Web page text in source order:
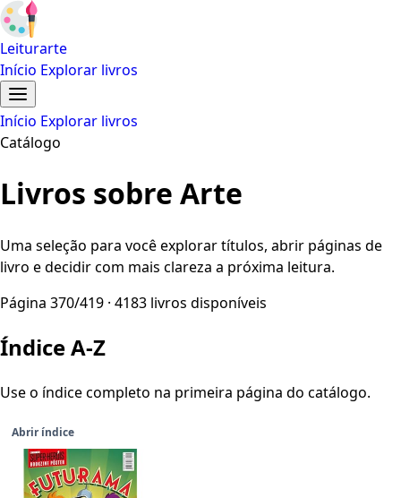
Leiturarte
Início Explorar livros
Início Explorar livros
Catálogo
Livros sobre Arte
Uma seleção para você explorar títulos, abrir páginas de
livro e decidir com mais clareza a próxima leitura.
Página 370/419 · 4183 livros disponíveis
Índice A-Z
Use o índice completo na primeira página do catálogo.
Abrir índice